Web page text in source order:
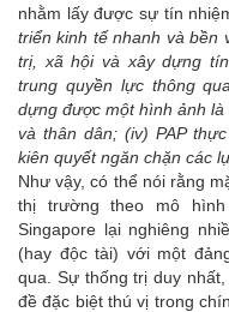
nhằm lấy được sự tín
triển kinh tế nhanh và bền
trị, xã hội và xây dựng
trung quyền lực thông
dựng được một hình ảnh
và thân dân; (iv) PAP
kiên quyết ngăn chặn các
Như vậy, có thể nói rằng
thị trường theo mô
Singapore lại nghiêng
(hay độc tài) với một
qua. Sự thống trị duy
đề đặc biệt thú vị trong